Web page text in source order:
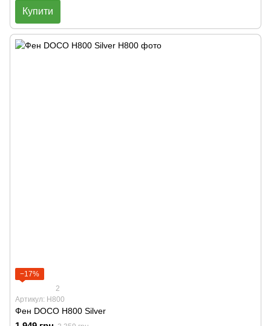
Купити
−17%
2
Артикул: H800
Фен DOCO H800 Silver